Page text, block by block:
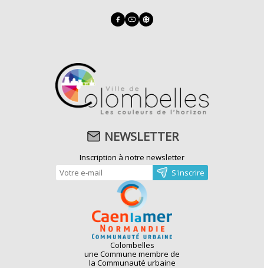
NEWSLETTER
Inscription à notre newsletter
Colombelles
une Commune membre de
la Communauté urbaine